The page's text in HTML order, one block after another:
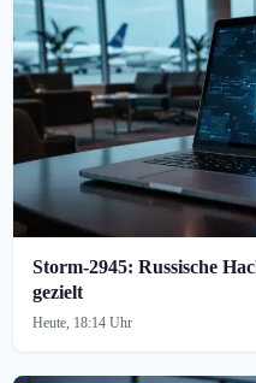
Storm-2945: Russische
gezielt
Heute, 18:14 Uhr